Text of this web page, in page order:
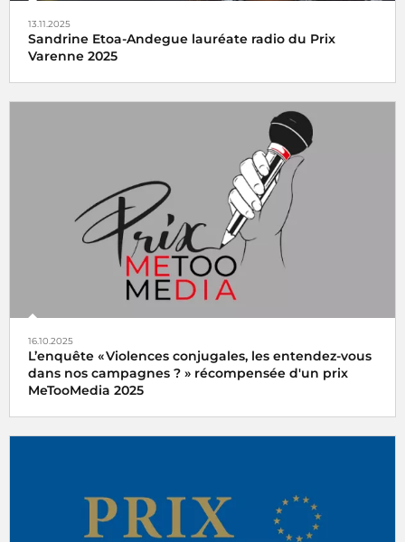
13.11.2025
Sandrine Etoa-Andegue lauréate radio du Prix
Varenne 2025
Le Prix Varenne 2025 récompense Sandrine Etoa-
La part manquante
16.10.2025
L’enquête « Violences conjugales, les entendez-vous
dans nos campagnes ? » récompensée d'un prix
MeTooMedia 2025
Interception « Violences conjugales, les entendez-vous
dans nos campagnes ? » sur France Inter